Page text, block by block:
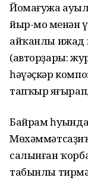
Йомағужа
йыр-моң менән
айҡанлы ижад
(авторҙары:
һәүәҫкәр
тапҡыр
Байрам
салынған
табынлы